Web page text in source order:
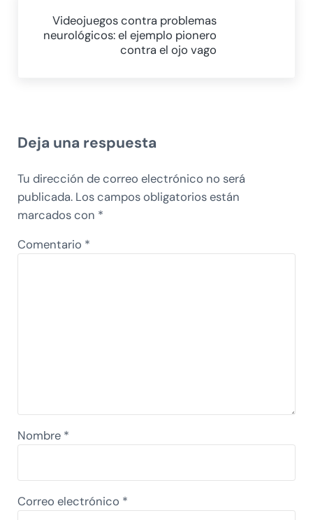
Videojuegos contra problemas
neurológicos: el ejemplo pionero
contra el ojo vago
Deja una respuesta
Tu dirección de correo electrónico no será
publicada. Los campos obligatorios están
marcados con *
Comentario *
Nombre *
Correo electrónico *